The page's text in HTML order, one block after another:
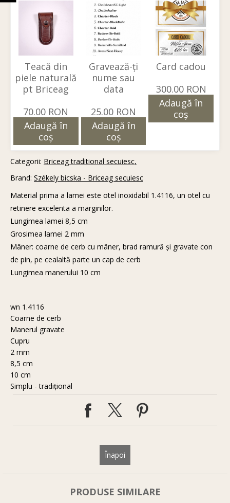
Teacă din
piele naturală
pt Briceag
70.00 RON
Adaugă în
coş
Gravează-ți
nume sau
data
25.00 RON
Adaugă în
coş
Card cadou
300.00 RON
Adaugă în
coş
Categorii: Briceag traditional secuiesc
Brand: Székely bicska - Briceag secuiesc
Material prima a lamei este otel inoxidabil 1.4116, un otel cu
retinere excelenta a marginilor.
Lungimea lamei 8,5 cm
Grosimea lamei 2 mm
Mâner: coarne de cerb cu mâner, brad ramură și gravate con
de pin, pe cealaltă parte un cap de cerb
Lungimea manerului 10 cm
wn 1.4116
Coarne de cerb
Manerul gravate
Cupru
2 mm
8,5 cm
10 cm
Simplu - tradiţional
Înapoi
PRODUSE SIMILARE